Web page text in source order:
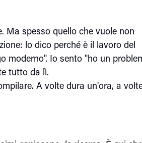
Ma spesso quello che vuole non
lo dico perché è il lavoro del
moderno". Io sento "ho un
tutto da lì.
A volte dura un'ora, a